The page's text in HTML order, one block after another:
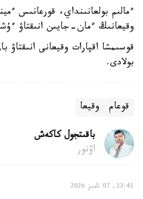
ءمالىم بولعانىنداي، قورعانىس
وقيعانىڭ ءمان-جايىن انىقتاۋ
قوسىمشا اقپارات وقيعانى انىقتاۋ
بولادى.
قوعام وقيعا
باقىتجول كاكەش
اۆتور
13:41, 07 تامىز 2026